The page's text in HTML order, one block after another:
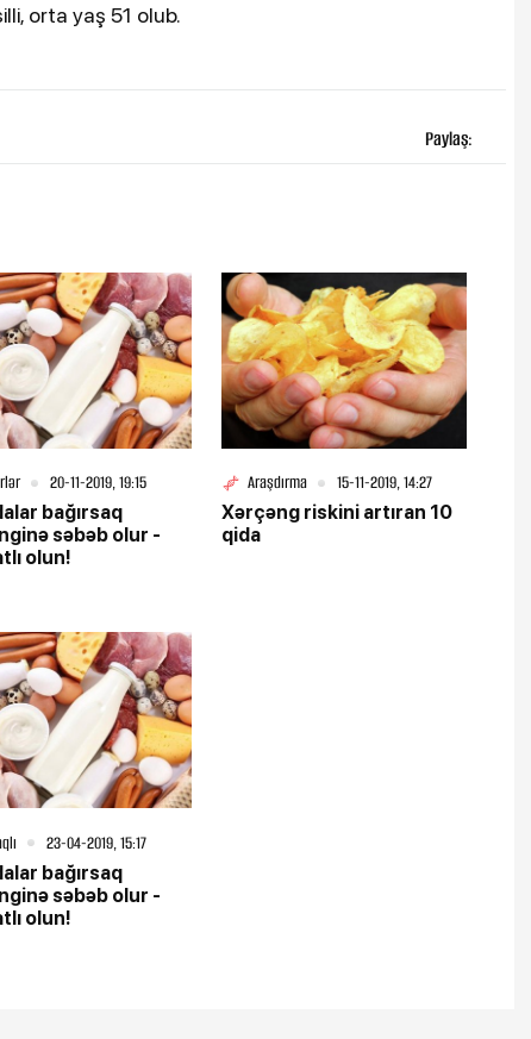
orta yaş 51 olub.
Paylaş:
20-11-2019, 19:15
bağırsaq
səbəb olur -
olun!
Araşdırma
15-11-2019, 14:27
Xərçəng riskini artıran 10
qida
23-04-2019, 15:17
bağırsaq
səbəb olur -
olun!